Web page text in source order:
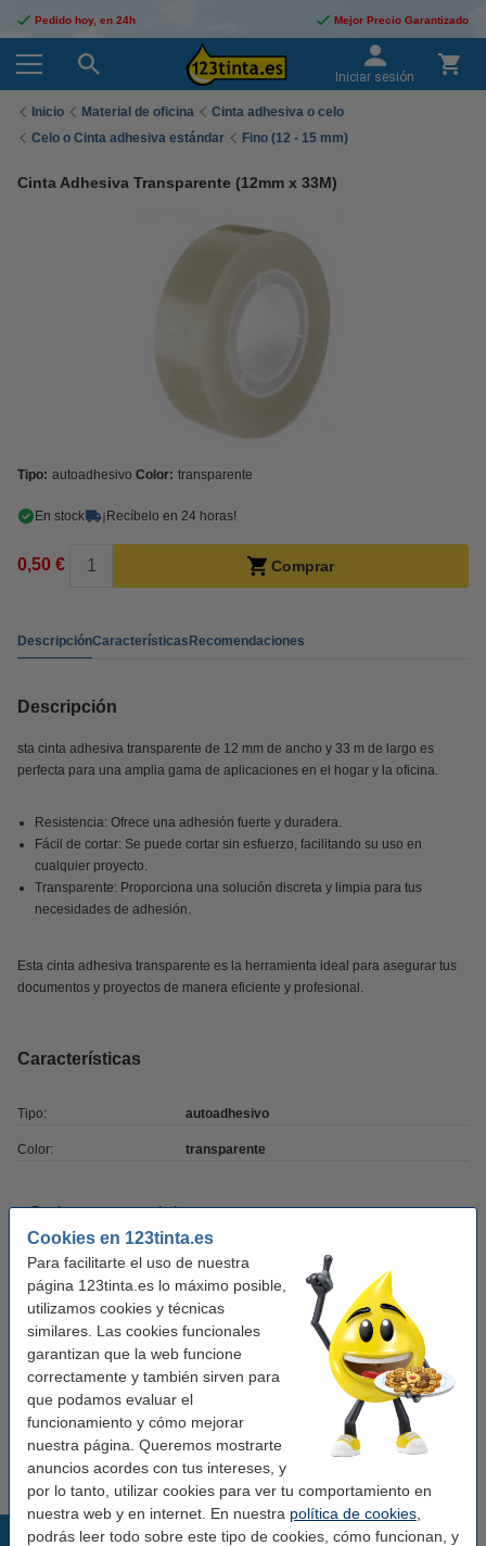
Cookies en 123tinta.es
Para facilitarte el uso de nuestra
página 123tinta.es lo máximo posible,
utilizamos cookies y técnicas
similares. Las cookies funcionales
garantizan que la web funcione
correctamente y también sirven para
que podamos evaluar el
funcionamiento y cómo mejorar
nuestra página. Queremos mostrarte
anuncios acordes con tus intereses, y
por lo tanto, utilizar cookies para ver tu comportamiento en
nuestra web y en internet. En nuestra política de cookies
podrás leer todo sobre este tipo de cookies, cómo funcionan, y
Pedido hoy, en 24h Mejor Precio Garantizado
Iniciar sesión
Inicio Material de oficina
Cinta adhesiva o celo
Celo o Cinta adhesiva estándar
Fino (12 - 15 mm)
Cinta Adhesiva Transparente (12mm x 33M)
Tipo: autoadhesivo Color: transparente
En stock ¡Recíbelo en 24 horas!
0,50 € Comprar
DescripciónCaracterísticasRecomendaciones
Descripción
sta cinta adhesiva transparente de 12 mm de ancho y 33 m de largo es
perfecta para una amplia gama de aplicaciones en el hogar y la oficina.
Resistencia: Ofrece una adhesión fuerte y duradera.
Fácil de cortar: Se puede cortar sin esfuerzo, facilitando su uso en
cualquier proyecto.
Transparente: Proporciona una solución discreta y limpia para tus
necesidades de adhesión.
Esta cinta adhesiva transparente es la herramienta ideal para asegurar tus
documentos y proyectos de manera eficiente y profesional.
Características
Tipo: autoadhesivo
Color: transparente
Productos recomendados
Tijera escolar de punta redonda (14cm)
Cinta Adhesiva Transparente (19mm x 66M)
1,50 €
Papel A4 Estándar 80gr (500 hojas)
4,95 €
Productos destacados